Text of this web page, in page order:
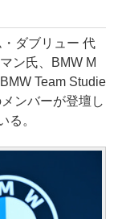
ダブリュー 代
ン氏、BMW M
Team Studie
ンバーが登壇し
る。